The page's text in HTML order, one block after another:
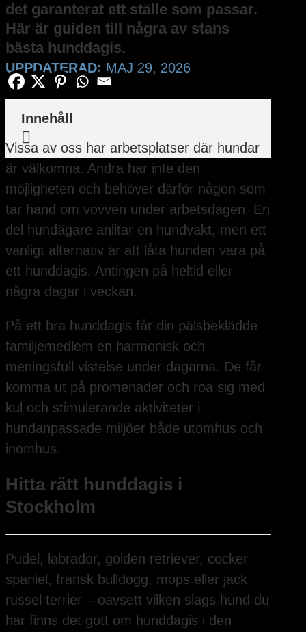
det garanterat ett ställe som passar.
Här är guiden till några av stans
bästa hunddagis.
UPPDATERAD: MAJ 29, 2026
Innehåll

Vissa av oss har arbetsplatser där hundar
är välkomna. Andra har inte den
möjligheten och behöver därför någon som
tar hand om vovven under arbetsdagen. En
del hundägare anlitar en hundvakt, men ett
vanligt alternativ är att låta hunden vara på
ett hunddagis. Antingen på heltid eller
några dagar i veckan.
På ett bra hunddagis får din pälsbeklädde
familjemedlem en harmonisk och
meningsfull vistelse under dagarna. De får
komma ut på promenader och roa sig med
kul och stimulerande aktiviteter i
hundanpassade miljöer både utomhus och
inomhus.
Hitta rätt hunddagis i
Stockholm
Pudel, labrador, golden retriever, cocker
spaniel, fransk bulldogg, mops eller jack
russel terrier – oavsett vilken slags hund du
har finns det gott om hunddagis i den